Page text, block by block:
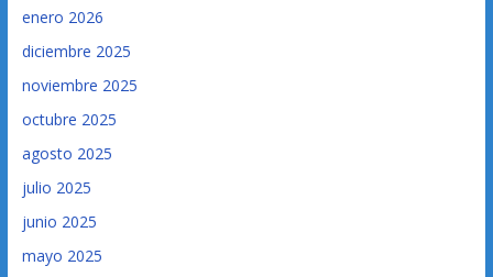
enero 2026
diciembre 2025
noviembre 2025
octubre 2025
agosto 2025
julio 2025
junio 2025
mayo 2025